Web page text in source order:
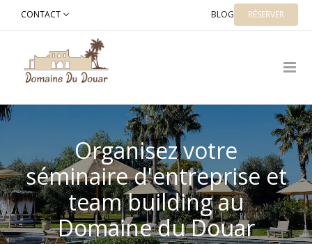
inhoud
CONTACT BLOG RÉSERVER
Organisez votre
séminaire d'entreprise et
team building au
Domaine du Douar